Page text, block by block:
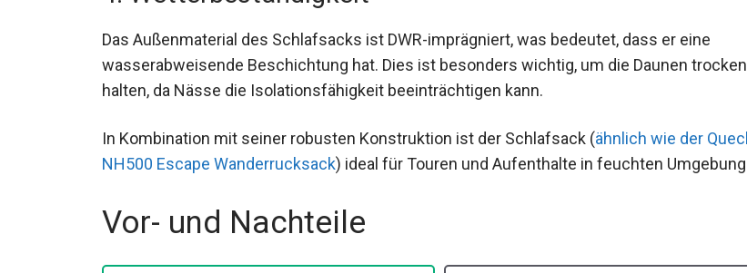
Das Außenmaterial des Schlafsacks ist DWR-imprägniert, was bedeutet, dass er eine
wasserabweisende Beschichtung hat. Dies ist besonders wichtig, um die Daunen trocken
zu halten, da Nässe die Isolationsfähigkeit beeinträchtigen kann.
In Kombination mit seiner robusten Konstruktion ist der Schlafsack (ähnlich wie der
Quechua NH500 Escape Wanderrucksack) ideal für Touren und Aufenthalte in feuchten
Vor- und Nachteile